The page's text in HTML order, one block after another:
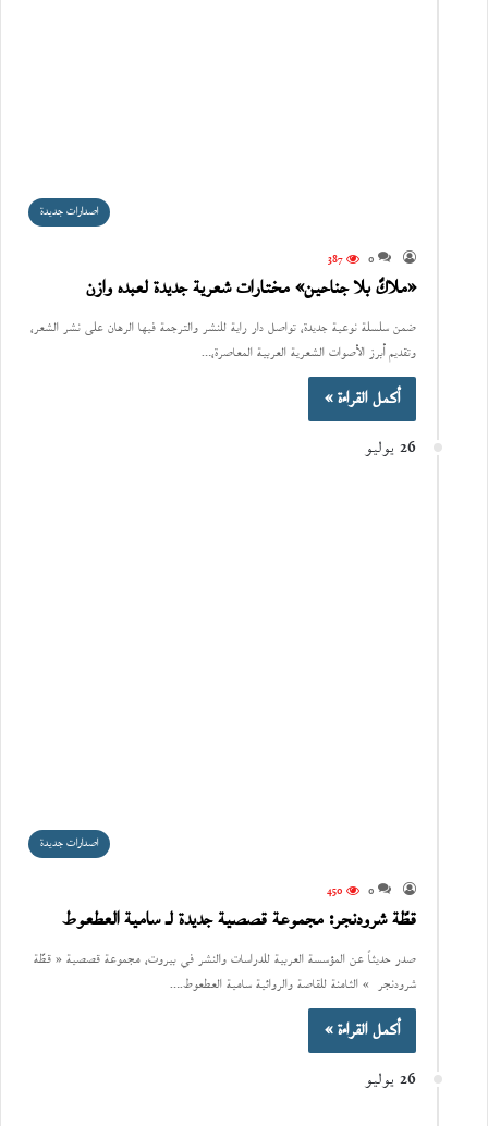
اصدارات جديدة
0
387
«ملاكٌ بلا جناحين» مختارات شعرية جديدة لعبده وازن
ضمن سلسلة نوعية جديدة، تواصل دار راية للنشر والترجمة فيها الرهان على نشر الشعر،
وتقديم أبرز الأصوات الشعرية العربية المعاصرة،…
أكمل القراءة »
26 يوليو
اصدارات جديدة
0
450
قطّة شرودنجر: مجموعة قصصية جديدة لـ سامية العطعوط
صدر حديثاً عن المؤسسة العربية للدراسات والنشر في بيروت، مجموعة قصصية « قطّة
شرودنجر » الثامنة للقاصة والروائية سامية العطعوط.…
أكمل القراءة »
26 يوليو